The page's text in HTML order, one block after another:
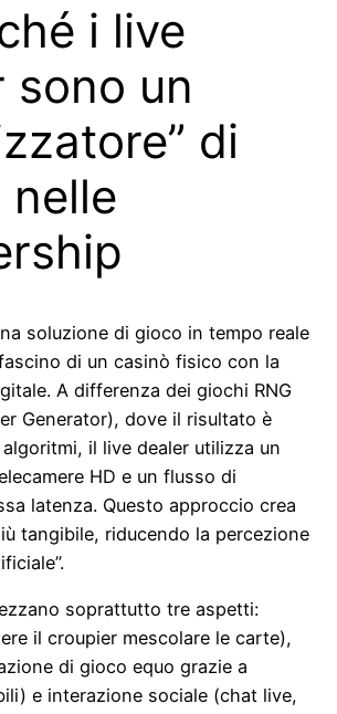
i live
sono un
di
nelle
soluzione di gioco in tempo reale
di un casinò fisico con la
A differenza dei giochi RNG
Generator), dove il risultato è
il live dealer utilizza un
HD e un flusso di
latenza. Questo approccio crea
tangibile, riducendo la percezione
soprattutto tre aspetti:
il croupier mescolare le carte),
di gioco equo grazie a
e interazione sociale (chat live,